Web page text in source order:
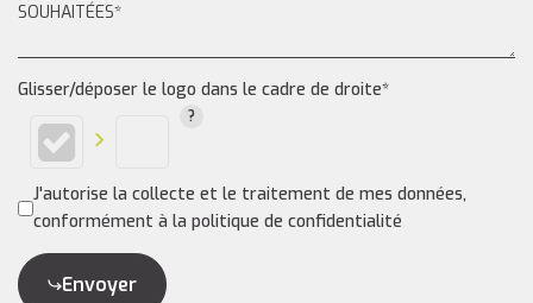
Glisser/déposer le logo dans le cadre de droite*
J'autorise la collecte et le traitement de mes données,
conformément à la politique de confidentialité
Envoyer